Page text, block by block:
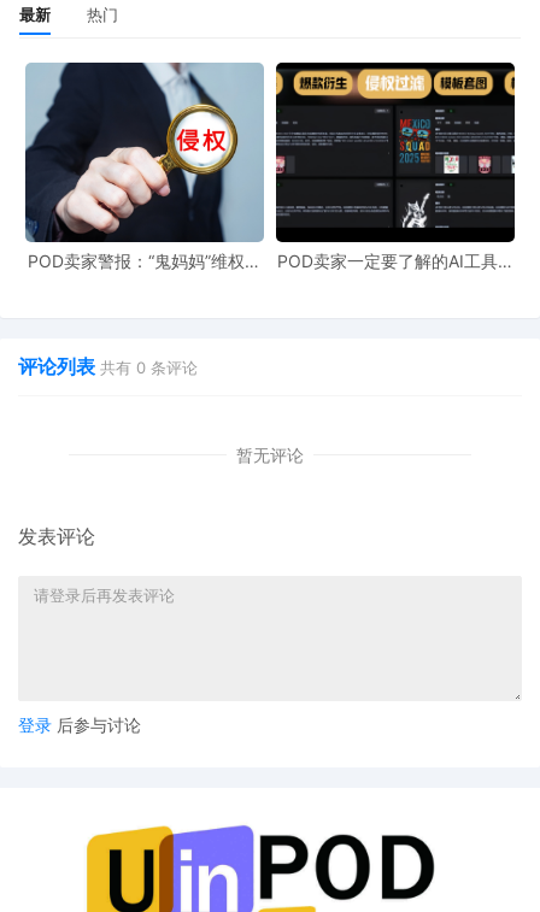
甚至完全相同，并且卖家在未获得专利权人授权许可的情况下，
擅自使用该外观设计进行产品的生产、销售与推广。
这一行为严重侵犯了专利权人的合法权益，违反了亚马逊平台对
于知识产权保护的严格规定。一旦被判定侵权，卖家将面临严厉
的处罚。
亚马逊在判定外观专利侵权时，秉持着一系列严谨且明确的原
则。
平台主要依据卖家在产品详情页中展示的实物图片来进行侵权判
这就要求卖家提供的图片必须清晰、准确且完整地呈现产品的外
者无法全面展示产品外观，可能会导致误判或增加判定的难度。
2、是专利权人权益保护原则
得的外观专利权。
性。若因卖家疏忽未进行查询，导致侵犯专利权人权益，亚马逊
将毫不犹豫地采取相应措施。
最新 热门
POD卖家警报：“鬼妈妈”维权致
POD卖家一定要了解的AI工具，
评论列表 共有 0 条评论
暂无评论
发表评论
登录 后参与讨论